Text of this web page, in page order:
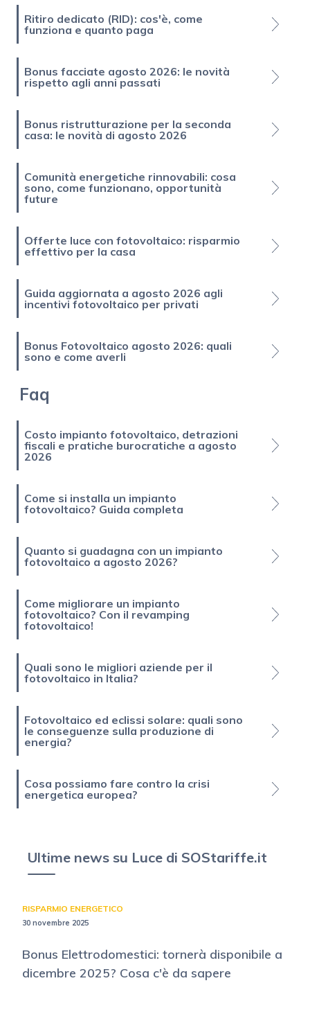
Ritiro dedicato (RID): cos'è, come
funziona e quanto paga
Bonus facciate agosto 2026: le novità
rispetto agli anni passati
Bonus ristrutturazione per la seconda
casa: le novità di agosto 2026
Comunità energetiche rinnovabili: cosa
sono, come funzionano, opportunità
future
Offerte luce con fotovoltaico: risparmio
effettivo per la casa
Guida aggiornata a agosto 2026 agli
incentivi fotovoltaico per privati
Bonus Fotovoltaico agosto 2026: quali
sono e come averli
Faq
Costo impianto fotovoltaico, detrazioni
fiscali e pratiche burocratiche a agosto
2026
Come si installa un impianto
fotovoltaico? Guida completa
Quanto si guadagna con un impianto
fotovoltaico a agosto 2026?
Come migliorare un impianto
fotovoltaico? Con il revamping
fotovoltaico!
Quali sono le migliori aziende per il
fotovoltaico in Italia?
Fotovoltaico ed eclissi solare: quali sono
le conseguenze sulla produzione di
energia?
Cosa possiamo fare contro la crisi
energetica europea?
Ultime news su Luce di SOStariffe.it
RISPARMIO ENERGETICO
30 novembre 2025
Bonus Elettrodomestici: tornerà disponibile a
dicembre 2025? Cosa c'è da sapere